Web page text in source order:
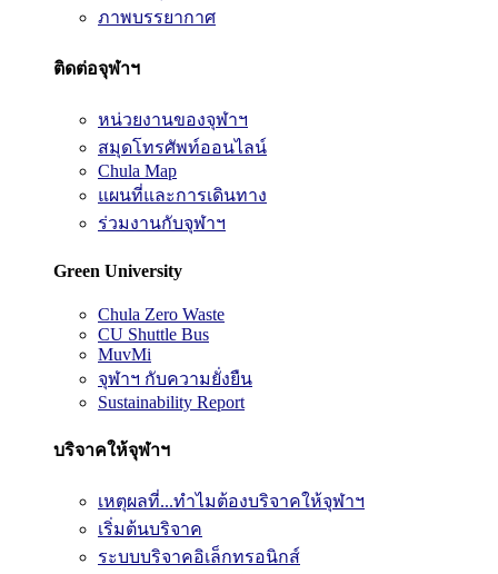
ภาพบรรยากาศ
ติดต่อจุฬาฯ
หน่วยงานของจุฬาฯ
สมุดโทรศัพท์ออนไลน์
Chula Map
แผนที่และการเดินทาง
ร่วมงานกับจุฬาฯ
Green University
Chula Zero Waste
CU Shuttle Bus
MuvMi
จุฬาฯ กับความยั่งยืน
Sustainability Report
บริจาคให้จุฬาฯ
เหตุผลที่...ทำไมต้องบริจาคให้จุฬาฯ
เริ่มต้นบริจาค
ระบบบริจาคอิเล็กทรอนิกส์